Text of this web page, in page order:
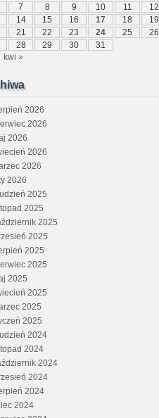
7 8 9 10 11
12
14 15 16 17 18
19
21 22 23 24 25
26
28 29 30
31
kwi »
2026
2026
2026
2026
2026
2026
2025
2025
2025
2025
2025
2025
2025
2025
2025
2025
2024
2024
2024
2024
2024
2024